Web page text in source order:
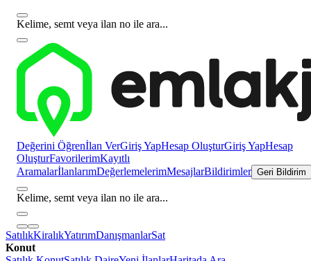
Kelime, semt veya ilan no ile ara...
Değerini Öğrenİlan VerGiriş YapHesap OluşturGiriş YapHesap
OluşturFavorilerimKayıtlı
AramalarİlanlarımDeğerlemelerimMesajlarBildirimler Geri Bildirim
Kelime, semt veya ilan no ile ara...
SatılıkKiralıkYatırımDanışmanlarSat
Konut